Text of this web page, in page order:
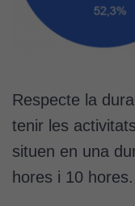
Respecte la
tenir les
situen en una
hores i 10 hores.